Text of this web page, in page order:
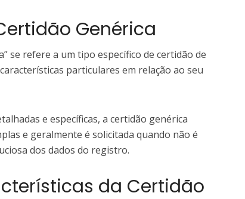
Genérica
se refere a um tipo específico de certidão de
particulares em relação ao seu
e específicas, a certidão genérica
e geralmente é solicitada quando não é
dos dados do registro.
da Certidão